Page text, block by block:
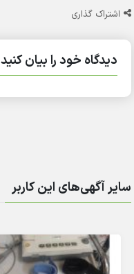
اشتراک گذاری
دیدگاه خود را بیان کنید
سایر آگهی‌های این کاربر